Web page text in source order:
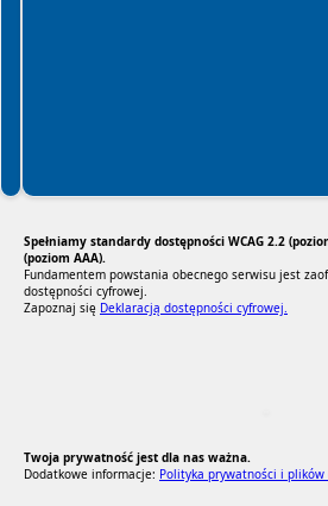
Spełniamy standardy dostępności WCAG 2.2
(poziom AAA).
Fundamentem powstania obecnego serwisu jest
dostępności cyfrowej.
Zapoznaj się Deklaracją dostępności cyfrowej.
Twoja prywatność jest dla nas ważna.
Dodatkowe informacje: Polityka prywatności i plików